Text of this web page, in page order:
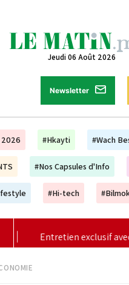
Jeudi 06 Août 2026
Newsletter
#Hkayti #Wach
#Nos Capsules d'Info
#Hi-tech
marocain Bilel Jkitou |